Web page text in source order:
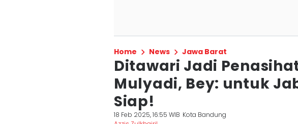
Home News Jawa Barat
Ditawari Jadi
Mulyadi, Bey: untuk
Siap!
18 Feb 2025, 16:55 WIB Kota Bandung